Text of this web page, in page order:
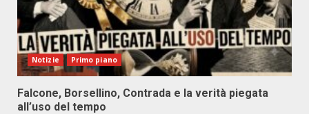
Notizie Primo piano
Falcone, Borsellino, Contrada e la verità piegata
all’uso del tempo